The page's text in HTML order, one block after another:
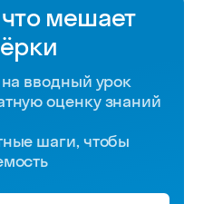
мешает
на вводный урок
оценку знаний
шаги, чтобы